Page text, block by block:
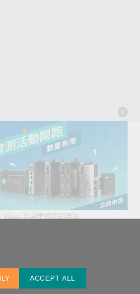
送出
非常重視您的隱私
灣 / 繁體中文
ACCEPT ALL